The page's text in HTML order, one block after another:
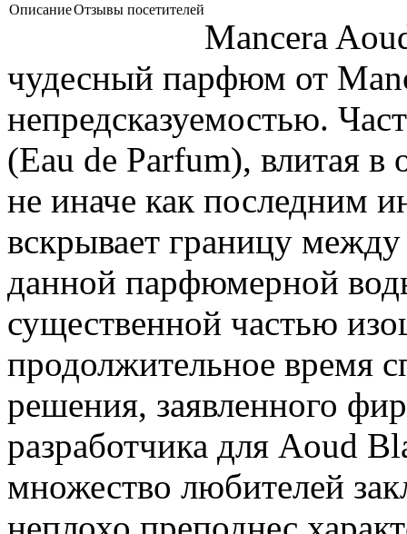
ОписаниеОтзывы посетителей
Mancera
чудесный парфюм от
непредсказуемостью.
(Eau de Parfum), влитая в
не иначе как последним
вскрывает границу
данной парфюмерной
существенной частью
продолжительное время
решения, заявленного
разработчика для Aoud
множество любителей